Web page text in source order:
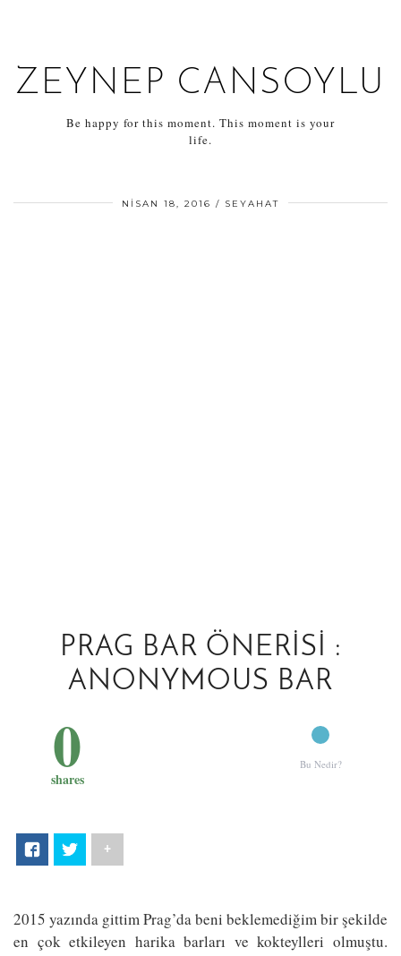
ZEYNEP CANSOYLU
Be happy for this moment. This moment is your
life.
NISAN 18, 2016 SEYAHAT
PRAG BAR ÖNERISI :
ANONYMOUS BAR
0
shares
+
Bu Nedir?
2015 yazında gittim Prag’da beni beklemediğim bir şekilde
en çok etkileyen harika barları ve kokteylleri olmuştu.